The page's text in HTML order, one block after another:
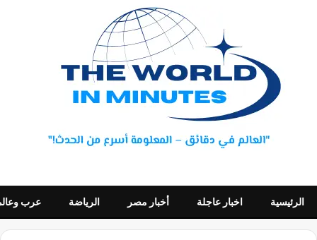
الرئيسية اخبار عاجلة أخبار مصر الرياضة عرب